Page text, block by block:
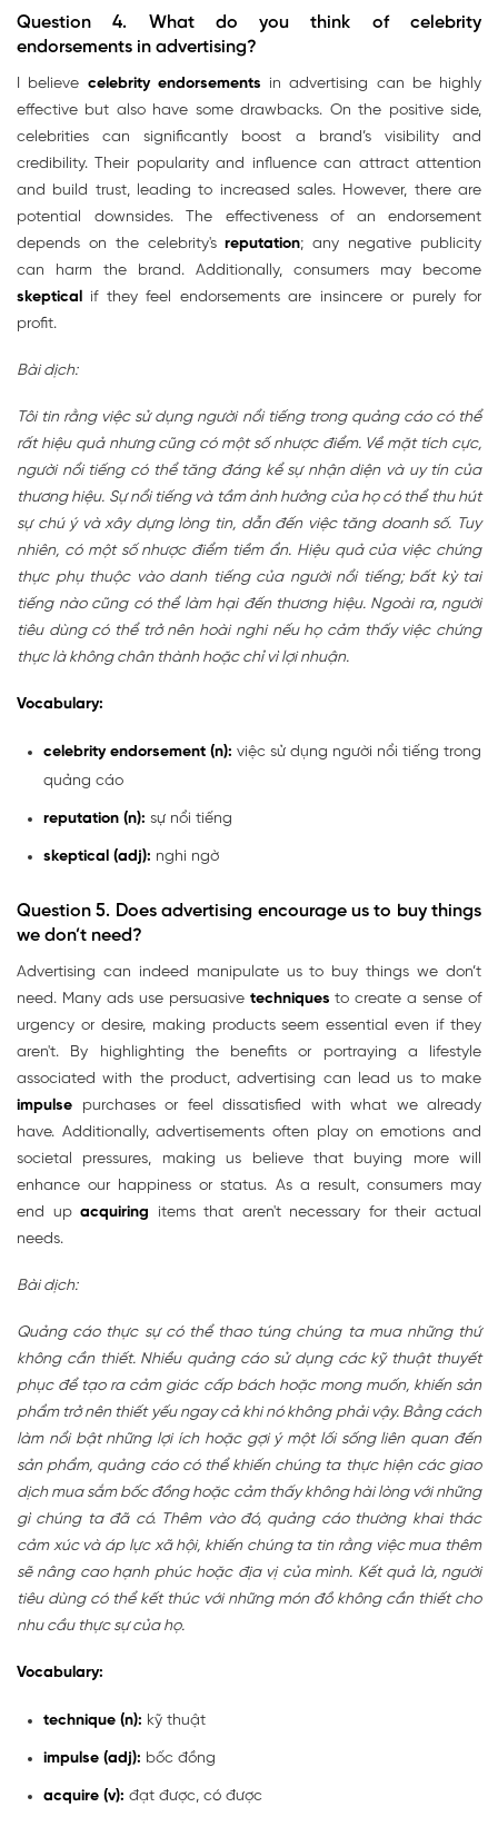
Question 4. What do you think of celebrity
endorsements in advertising?
I believe celebrity endorsements in advertising can be highly
effective but also have some drawbacks. On the positive side,
celebrities can significantly boost a brand’s visibility and
credibility. Their popularity and influence can attract attention
and build trust, leading to increased sales. However, there are
potential downsides. The effectiveness of an endorsement
depends on the celebrity'sreputation; any negative publicity
can harm the brand. Additionally, consumers may become
skepticalif they feel endorsements are insincere or purely for
profit.
Bài dịch:
Tôi tin rằng việc sử dụng người nổi tiếng trong quảng cáo có thể
rất hiệu quả nhưng cũng có một số nhược điểm. Về mặt tích cực,
người nổi tiếng có thể tăng đáng kể sự nhận diện và uy tín của
thương hiệu. Sự nổi tiếng và tầm ảnh hưởng của họ có thể thu hút
sự chú ý và xây dựng lòng tin, dẫn đến việc tăng doanh số. Tuy
nhiên, có một số nhược điểm tiềm ẩn. Hiệu quả của việc chứng
thực phụ thuộc vào danh tiếng của người nổi tiếng; bất kỳ tai
tiếng nào cũng có thể làm hại đến thương hiệu. Ngoài ra, người
tiêu dùng có thể trở nên hoài nghi nếu họ cảm thấy việc chứng
thực là không chân thành hoặc chỉ vì lợi nhuận.
Vocabulary:
celebrity endorsement (n): việc sử dụng người nổi tiếng trong
quảng cáo
reputation (n): sự nổi tiếng
skeptical (adj): nghi ngờ
Question 5. Does advertising encourage us to buy things
we don’t need?
Advertising can indeed manipulate us to buy things we don’t
need. Many ads use persuasivetechniquesto create a sense of
urgency or desire, making products seem essential even if they
aren't. By highlighting the benefits or portraying a lifestyle
associated with the product, advertising can lead us to make
impulse purchases or feel dissatisfied with what we already
have. Additionally, advertisements often play on emotions and
societal pressures, making us believe that buying more will
enhance our happiness or status. As a result, consumers may
end upacquiring items that aren't necessary for their actual
needs.
Bài dịch:
Quảng cáo thực sự có thể thao túng chúng ta mua những thứ
không cần thiết. Nhiều quảng cáo sử dụng các kỹ thuật thuyết
phục để tạo ra cảm giác cấp bách hoặc mong muốn, khiến sản
phẩm trở nên thiết yếu ngay cả khi nó không phải vậy. Bằng cách
làm nổi bật những lợi ích hoặc gợi ý một lối sống liên quan đến
sản phẩm, quảng cáo có thể khiến chúng ta thực hiện các giao
dịch mua sắm bốc đồng hoặc cảm thấy không hài lòng với những
gì chúng ta đã có. Thêm vào đó, quảng cáo thường khai thác
cảm xúc và áp lực xã hội, khiến chúng ta tin rằng việc mua thêm
sẽ nâng cao hạnh phúc hoặc địa vị của mình. Kết quả là, người
tiêu dùng có thể kết thúc với những món đồ không cần thiết cho
nhu cầu thực sự của họ.
Vocabulary:
technique (n): kỹ thuật
impulse (adj): bốc đồng
acquire (v): đạt được, có được